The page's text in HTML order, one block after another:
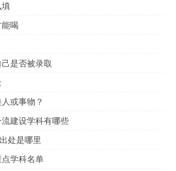
喝
是否被录取
或事物？
建设学科有哪些
处是哪里
学科名单